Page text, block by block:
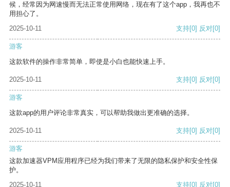
候，经常因为网速慢而无法正常使用网络，现在有了这个app，我再也不
用担心了。
2025-10-11
支持[0] 反对[0]
游客
这款软件的操作非常简单，即使是小白也能快速上手。
2025-10-11 支持[0] 反对[0]
游客
这款app的用户评论非常真实，可以帮助我做出更准确的选择。
2025-10-11 支持[0] 反对[0]
游客
这款加速器VPM应用程序已经为我们带来了无限的隐私保护和安全性保
护。
2025-10-11
支持[0] 反对[0]